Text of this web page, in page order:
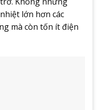
lớn hơn các
mà còn tốn ít điện